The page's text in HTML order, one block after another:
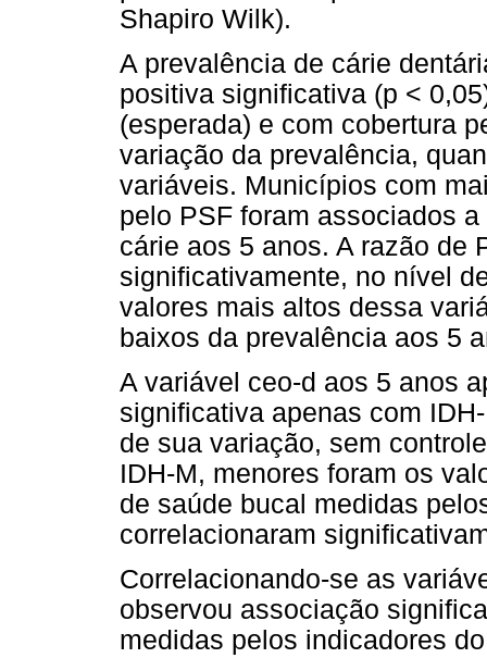
Shapiro Wilk).
A prevalência de cárie
positiva significativa (p <
(esperada) e com cobertura
variação da prevalência,
variáveis. Municípios com
pelo PSF foram associados
cárie aos 5 anos. A razão de
significativamente, no nível
valores mais altos dessa
baixos da prevalência aos 5
A variável ceo-d aos 5 anos
significativa apenas com
de sua variação, sem
IDH-M, menores foram os
de saúde bucal medidas
correlacionaram
Correlacionando-se as
observou associação
medidas pelos indicadores